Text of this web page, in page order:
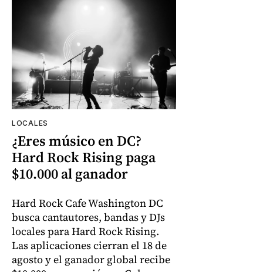
LOCALES
¿Eres músico en DC?
Hard Rock Rising paga
$10.000 al ganador
Hard Rock Cafe Washington DC
busca cantautores, bandas y DJs
locales para Hard Rock Rising.
Las aplicaciones cierran el 18 de
agosto y el ganador global recibe